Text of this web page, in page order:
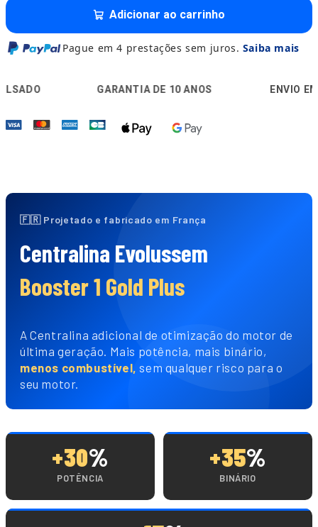
Adicionar ao carrinho
Pague em 4 prestações sem juros. Saiba mais
🛡️ GARANTIA DE 10 ANOS 🚚 ENVIO EM 24H
🇫🇷 Projetado e fabricado em França
Centralina Evolussem
Booster 1 Gold Plus
A Centralina adicional de otimização do motor de
última geração. Mais potência, mais binário,
menos combustível, sem qualquer risco para o
seu motor.
+30%
POTÊNCIA
+35%
BINÁRIO